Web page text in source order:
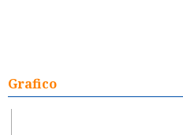
Grafico